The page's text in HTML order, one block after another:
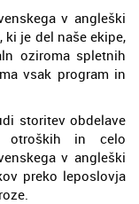
v angleški
je del naše ekipe,
oziroma spletnih
vsak program in
storitev obdelave
otroških in celo
v angleški
preko leposlovja